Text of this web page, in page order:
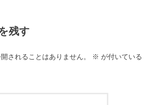
残す
されることはありません。 ※ が付いている